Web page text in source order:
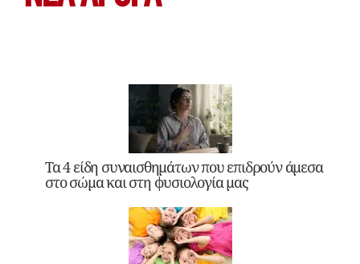
Τα 4 είδη συναισθημάτων που επιδρούν άμεσα
στο σώμα και στη φυσιολογία μας